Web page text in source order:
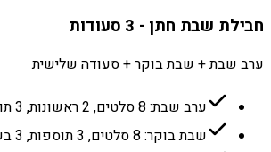
חבילת שבת חתן - 3 סעודות
ערב שבת + שבת בוקר + סעודה שלישית
ערב שבת: 8 סלטים, 2 ראשונות, 3 תוספות, 3 בשרים
שבת בוקר: 8 סלטים, 3 תוספות, 3 בשרים